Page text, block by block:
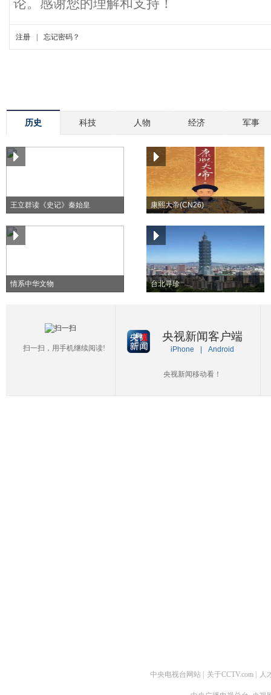
历史 科技 人物 经济 军事
王立群读《史记》秦始皇 康熙大帝(CN26)
情系中华文物 台北寻珍
扫一扫，用手机继续阅读!
央视新闻客户端
iPhone Android
央视新闻移动看！
中央电视台网站 关于CCTV.com 人